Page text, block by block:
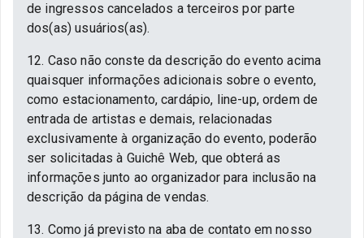
de ingressos cancelados a terceiros por parte
dos(as) usuários(as).
12. Caso não conste da descrição do evento acima
quaisquer informações adicionais sobre o evento,
como estacionamento, cardápio, line-up, ordem de
entrada de artistas e demais, relacionadas
exclusivamente à organização do evento, poderão
ser solicitadas à Guichê Web, que obterá as
informações junto ao organizador para inclusão na
descrição da página de vendas.
13. Como já previsto na aba de contato em nosso